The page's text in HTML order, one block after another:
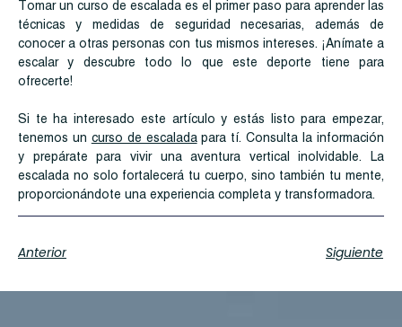
Tomar un curso de escalada es el primer paso para aprender las
técnicas y medidas de seguridad necesarias, además de
conocer a otras personas con tus mismos intereses. ¡Anímate a
escalar y descubre todo lo que este deporte tiene para
ofrecerte!
Si te ha interesado este artículo y estás listo para empezar,
tenemos un curso de escaladapara tí. Consulta la información
y prepárate para vivir una aventura vertical inolvidable. La
escalada no solo fortalecerá tu cuerpo, sino también tu mente,
proporcionándote una experiencia completa y transformadora.
Anterior Siguiente